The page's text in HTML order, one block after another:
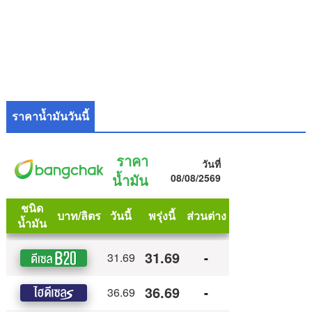
ราคาน้ำมันวันนี้